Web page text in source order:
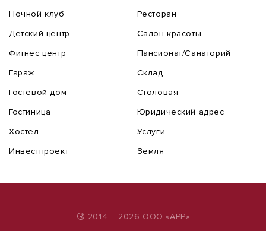
Ночной клуб
Детский центр
Фитнес центр
Гараж
Гостевой дом
Гостиница
Хостел
Инвестпроект
Ресторан
Салон красоты
Пансионат/Санаторий
Склад
Столовая
Юридический адрес
Услуги
Земля
® 2014 – 2026 ООО «АРР»